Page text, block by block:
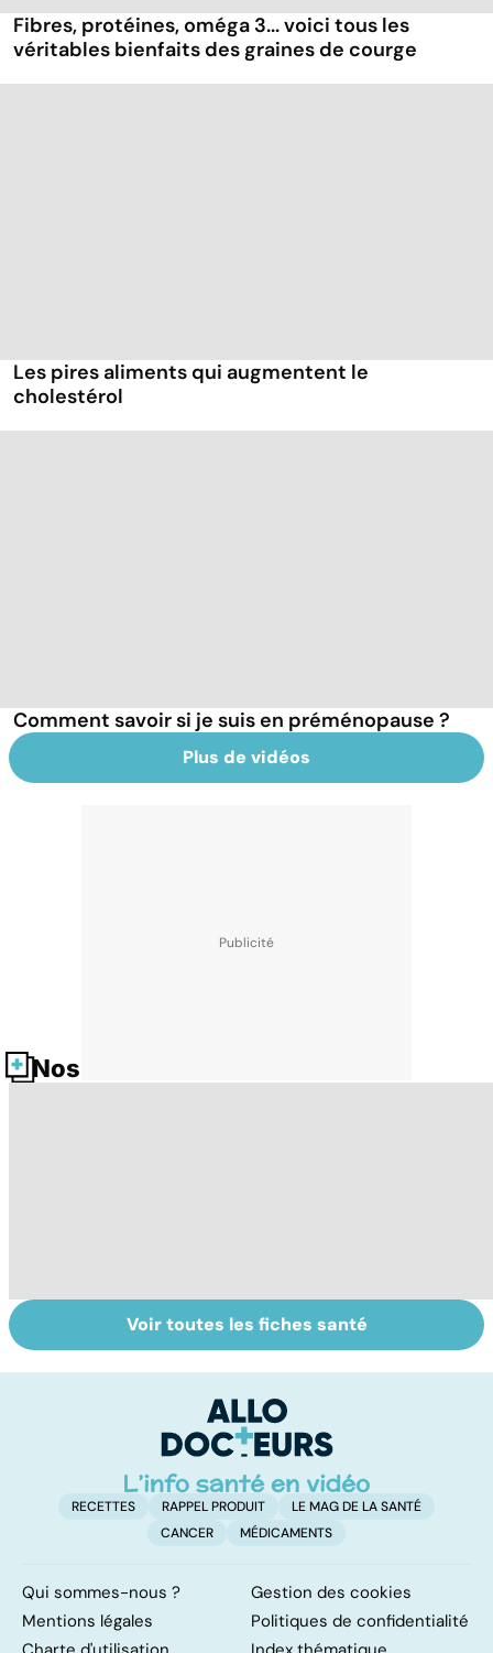
Fibres, protéines, oméga 3... voici tous les
véritables bienfaits des graines de courge
Les pires aliments qui augmentent le
cholestérol
Comment savoir si je suis en préménopause ?
Plus de vidéos
Nos fiches santé
Crampes,
déchirures,
Un régime sportif
pour maigrir ?
Voir toutes les fiches santé
RECETTES RAPPEL PRODUIT
LE MAG DE LA SANTÉ
CANCER
MÉDICAMENTS
Qui sommes-nous ?
Gestion des cookies
Mentions légales
Politiques de confidentialité